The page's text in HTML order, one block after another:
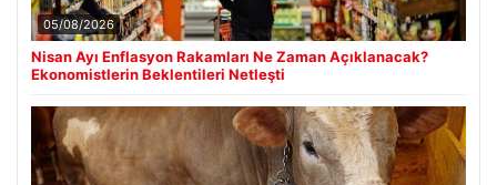
05/08/2026
Nisan Ayı Enflasyon Rakamları Ne Zaman Açıklanacak?
Ekonomistlerin Beklentileri Netleşti